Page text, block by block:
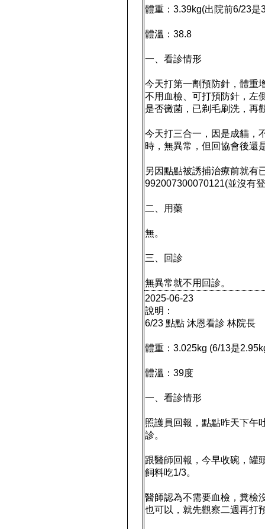
體重：3.39kg(出院前6/23是
體溫：38.8
一、看診情形
今天打第一劑預防針，體重
不用血檢、可打預防針，左
是否黴菌，已剃毛刷洗，再
今天打三合一，因是成貓，
時，無異常，但回協會後還
另因點點被誘捕治療前就有
992007300070121(並沒有
二、用藥
無。
三、回診
無異常就不用回診。
2025-06-23
說明：
6/23 點點 沐恩看診 林院長
體重：3.025kg (6/13是
體溫：39度
一、看診情形
照護員回報，點點昨天下午
診。
跟醫師回報，今早收碗，罐
飼料吃1/3。
醫師認為不需要血檢，糞檢
也可以，就先觀察二週再打